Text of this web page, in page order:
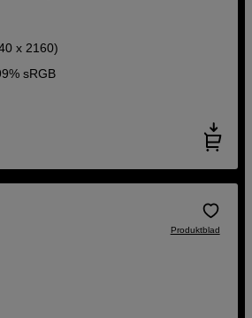
x 2160)
sRGB
Produktblad